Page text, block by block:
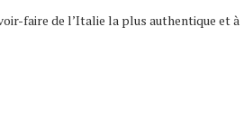
faire de l’Italie la plus authentique et à